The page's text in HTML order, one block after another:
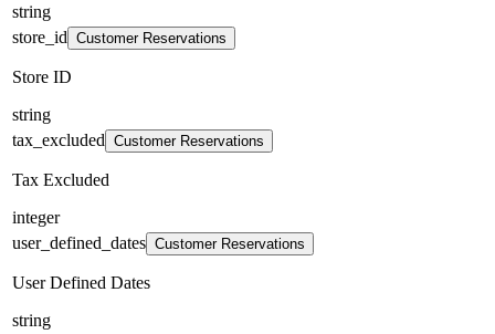
string
store_id Customer Reservations
Store ID
string
tax_excluded Customer Reservations
Tax Excluded
integer
user_defined_dates Customer Reservations
User Defined Dates
string